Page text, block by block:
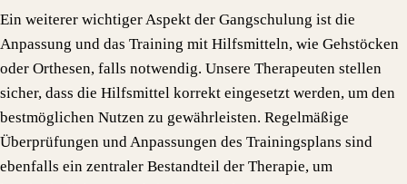
Ein weiterer wichtiger Aspekt der Gangschulung ist die
Anpassung und das Training mit Hilfsmitteln, wie Gehstöcken
oder Orthesen, falls notwendig. Unsere Therapeuten stellen
sicher, dass die Hilfsmittel korrekt eingesetzt werden, um den
bestmöglichen Nutzen zu gewährleisten. Regelmäßige
Überprüfungen und Anpassungen des Trainingsplans sind
ebenfalls ein zentraler Bestandteil der Therapie, um